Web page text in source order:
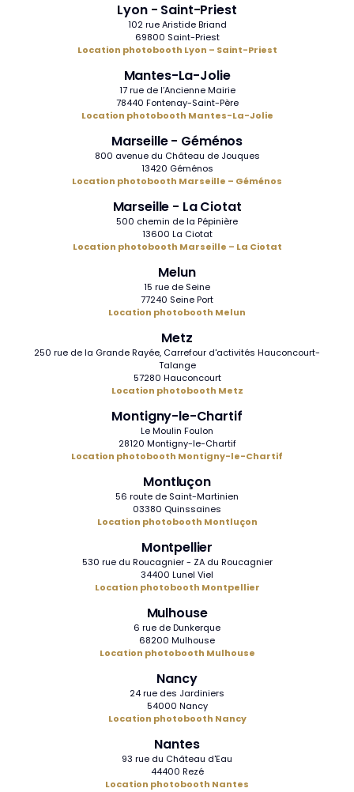
Lyon - Saint-Priest
102 rue Aristide Briand
69800 Saint-Priest
Location photobooth Lyon – Saint-Priest
Mantes-La-Jolie
17 rue de l’Ancienne Mairie
78440 Fontenay-Saint-Père
Location photobooth Mantes-La-Jolie
Marseille - Géménos
800 avenue du Château de Jouques
13420 Géménos
Location photobooth Marseille – Géménos
Marseille - La Ciotat
500 chemin de la Pépinière
13600 La Ciotat
Location photobooth Marseille – La Ciotat
Melun
15 rue de Seine
77240 Seine Port
Location photobooth Melun
Metz
250 rue de la Grande Rayée, Carrefour d'activités Hauconcourt-
Talange
57280 Hauconcourt
Location photobooth Metz
Montigny-le-Chartif
Le Moulin Foulon
28120 Montigny-le-Chartif
Location photobooth Montigny-le-Chartif
Montluçon
56 route de Saint-Martinien
03380 Quinssaines
Location photobooth Montluçon
Montpellier
530 rue du Roucagnier - ZA du Roucagnier
34400 Lunel Viel
Location photobooth Montpellier
Mulhouse
6 rue de Dunkerque
68200 Mulhouse
Location photobooth Mulhouse
Nancy
24 rue des Jardiniers
54000 Nancy
Location photobooth Nancy
Nantes
93 rue du Château d'Eau
44400 Rezé
Location photobooth Nantes